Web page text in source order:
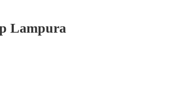
Lampura